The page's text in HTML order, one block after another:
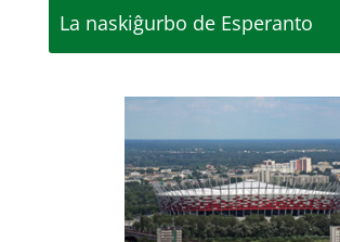
La naskiĝurbo de Esperanto